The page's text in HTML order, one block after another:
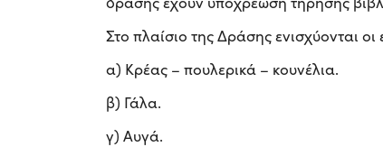
Στο πλαίσιο της Δράσης ενισχύονται οι
α) Κρέας – πουλερικά – κουνέλια.
β) Γάλα.
γ) Αυγά.